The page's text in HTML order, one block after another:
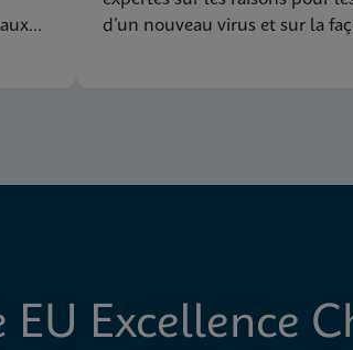
d’un nouveau virus et sur la
Excellence